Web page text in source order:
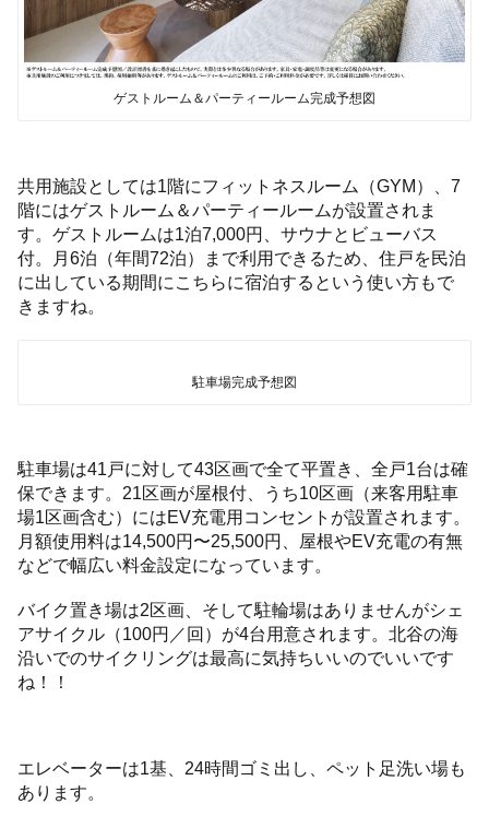
ゲストルーム＆パーティールーム完成予想図
共用施設としては1階にフィットネスルーム（GYM）、7
階にはゲストルーム＆パーティールームが設置されま
す。ゲストルームは1泊7,000円、サウナとビューバス
付。月6泊（年間72泊）まで利用できるため、住戸を民泊
に出している期間にこちらに宿泊するという使い方もで
きますね。
駐車場完成予想図
駐車場は41戸に対して43区画で全て平置き、全戸1台は確
保できます。21区画が屋根付、うち10区画（来客用駐車
場1区画含む）にはEV充電用コンセントが設置されます。
月額使用料は14,500円〜25,500円、屋根やEV充電の有無
などで幅広い料金設定になっています。
バイク置き場は2区画、そして駐輪場はありませんがシェ
アサイクル（100円／回）が4台用意されます。北谷の海
沿いでのサイクリングは最高に気持ちいいのでいいです
ね！！
エレベーターは1基、24時間ゴミ出し、ペット足洗い場も
あります。